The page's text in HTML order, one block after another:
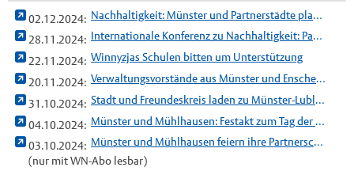
02.12.2024:
Nachhaltigkeit: Münster und Partnerstädte planen weitere Zusammenarbeit
28.11.2024:
Internationale Konferenz zu Nachhaltigkeit: Partnerstädte in Münster zu Gast
22.11.2024: Winnyzjas Schulen bitten um Unterstützung
20.11.2024:
Verwaltungsvorstände aus Münster und Enschede tagen gemeinsam
31.10.2024:
Stadt und Freundeskreis laden zu Münster-Lublin-Abend ein
04.10.2024:
Münster und Mühlhausen: Festakt zum Tag der Deutschen Einheit
03.10.2024:
Münster und Mühlhausen feiern ihre Partnerschaft
(nur mit WN-Abo lesbar)